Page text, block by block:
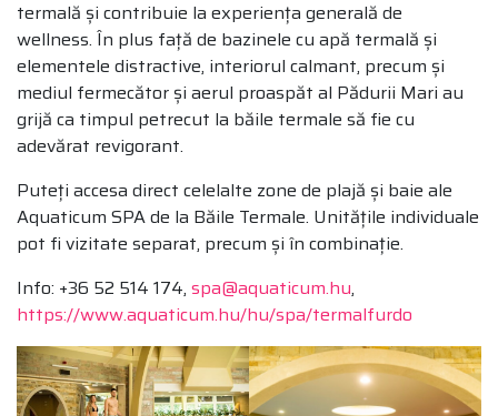
termală și contribuie la experiența generală de
wellness. În plus față de bazinele cu apă termală și
elementele distractive, interiorul calmant, precum și
mediul fermecător și aerul proaspăt al Pădurii Mari au
grijă ca timpul petrecut la băile termale să fie cu
adevărat revigorant.
Puteți accesa direct celelalte zone de plajă și baie ale
Aquaticum SPA de la Băile Termale. Unitățile individuale
pot fi vizitate separat, precum și în combinație.
Info: +36 52 514 174, spa@aquaticum.hu,
https://www.aquaticum.hu/hu/spa/termalfurdo